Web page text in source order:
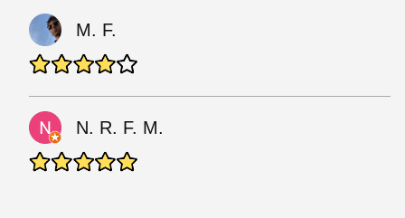
M. F.
N. R. F. M.